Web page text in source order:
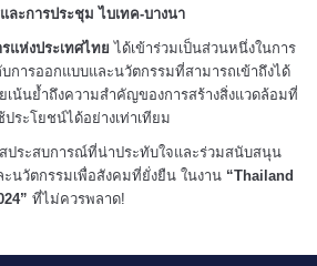
ะการประชุม ไบเทค-บางนา
แห่งประเทศไทย ได้เข้าร่วมเป็นส่วนหนึ่งในการ
การออกแบบและนวัตกรรมที่สามารถเข้าถึงได้
น้นย้ำถึงความสำคัญของการสร้างสิ่งแวดล้อมที่
ระโยชน์ได้อย่างเท่าเทียม
ระสบการณ์ที่น่าประทับใจและร่วมสนับสนุน
นวัตกรรมเพื่อสังคมที่ยั่งยืน ในงาน “Thailand
ที่ไม่ควรพลาด!